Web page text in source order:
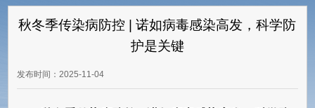
秋冬季传染病防控 | 诺如病毒感染高发，科学防
护是关键
发布时间：2025-11-04